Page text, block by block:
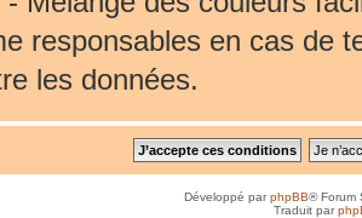
responsables en cas de
les données.
Développé parphpBB® Forum
Traduit par